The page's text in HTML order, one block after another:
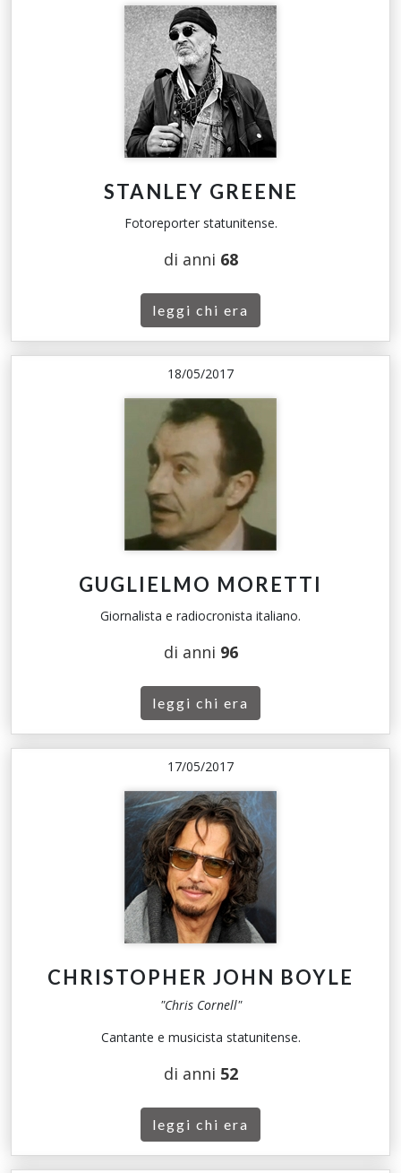
STANLEY GREENE
Fotoreporter statunitense.
di anni 68
leggi chi era
18/05/2017
GUGLIELMO MORETTI
Giornalista e radiocronista italiano.
di anni 96
leggi chi era
17/05/2017
CHRISTOPHER JOHN BOYLE
"Chris Cornell"
Cantante e musicista statunitense.
di anni 52
leggi chi era